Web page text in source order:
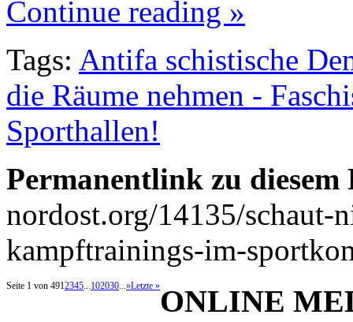
Continue reading »
Tags: Antifa schistische
die Räume nehmen -
Sporthallen!
Permanentlink zu
nordost.org/14135/schaut-
kampftrainings-im-
Seite 1 von 4912345...102030...»Letzte »ONLINE